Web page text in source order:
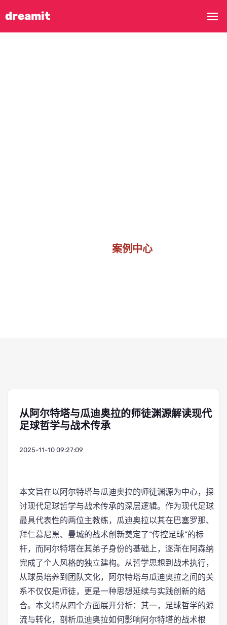
案例中心
从阿尔特塔与瓜迪奥拉的师徒渊源解读现代
足球哲学与战术传承
2025-11-10 09:27:09
本文旨在以阿尔特塔与瓜迪奥拉的师徒渊源为中心，探
讨现代足球哲学与战术传承的深层逻辑。作为现代足球
最具代表性的两位主教练，瓜迪奥拉以其在巴塞罗那、
拜仁慕尼黑、曼城的战术创新奠定了“传控足球”的标
杆，而阿尔特塔在其弟子身份的基础上，逐渐在阿森纳
完成了个人风格的独立建构。从哲学思想到战术执行，
从球员培养到团队文化，阿尔特塔与瓜迪奥拉之间的关
系不仅仅是师徒，更是一种思想延续与实践创新的结
合。本文将从四个方面展开分析：其一，足球哲学的源
流与转化，剖析瓜迪奥拉如何影响阿尔特塔的战术根